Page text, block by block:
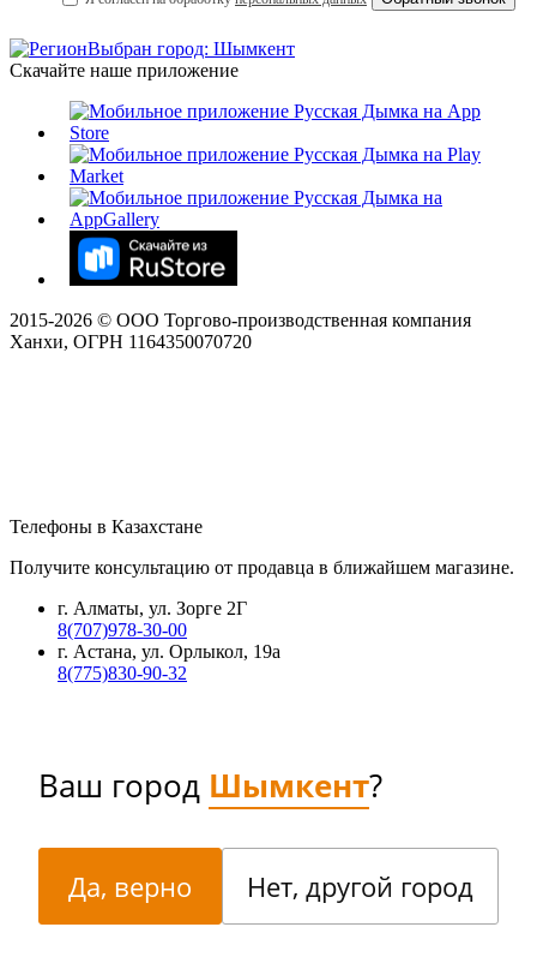
Выбран город: Шымкент
Скачайте наше приложение
2015-2026 © ООО Торгово-производственная компания
Ханхи, ОГРН 1164350070720
Телефоны в Казахстане
Получите консультацию от продавца в ближайшем магазине.
г. Алматы, ул. Зорге 2Г
8(707)978-30-00
г. Астана, ул. Орлыкол, 19а
8(775)830-90-32
Ваш город Шымкент?
Да, верно Нет, другой город